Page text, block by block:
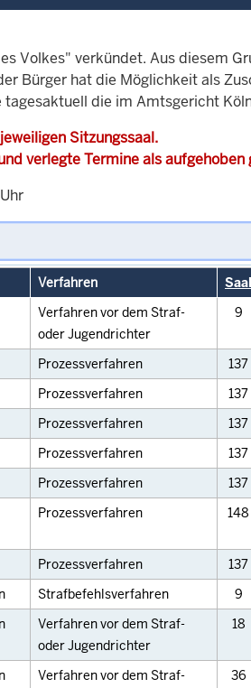
Volkes" verkündet. Aus diesem
Bürger hat die Möglichkeit als
die im Amtsgericht
Sitzungssaal.
verlegte Termine als aufgehoben
Verfahren Saal
Verfahren vor dem Straf-
oder Jugendrichter
9
Prozessverfahren 137
Prozessverfahren 137
Prozessverfahren 137
Prozessverfahren 137
Prozessverfahren 137
Prozessverfahren 148
Prozessverfahren 137
Strafbefehlsverfahren 9
Verfahren vor dem Straf-
oder Jugendrichter
18
Verfahren vor dem Straf-
36